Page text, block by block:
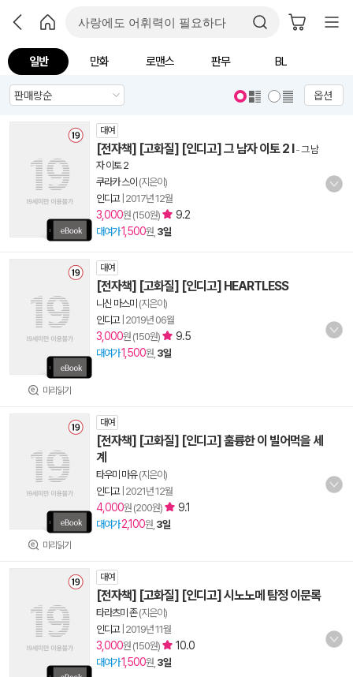
일반 만화 로맨스 판무 BL
옵션
대여
[전자책] [고화질] [인디고] 그 남자 이토 2 I -그 남
자 이토 2
쿠라카 스이 (지은이)
인디고| 2017년 12월
3,000원 (150원) 9.2
대여가1,500원, 3일
미리읽기
대여
[전자책] [고화질] [인디고] HEARTLESS
니신 마스미 (지은이)
인디고| 2019년 06월
3,000원 (150원) 9.5
대여가1,500원, 3일
미리읽기
대여
[전자책] [고화질] [인디고] 훌륭한 이 빌어먹을 세
계
타우미 마유(지은이)
인디고| 2021년 12월
4,000원 (200원) 9.1
대여가 2,100원, 3일
대여
[전자책] [고화질] [인디고] 시노노메 탐정 이문록
타라츠미 존(지은이)
인디고| 2019년 11월
3,000원 (150원) 10.0
대여가1,500원, 3일